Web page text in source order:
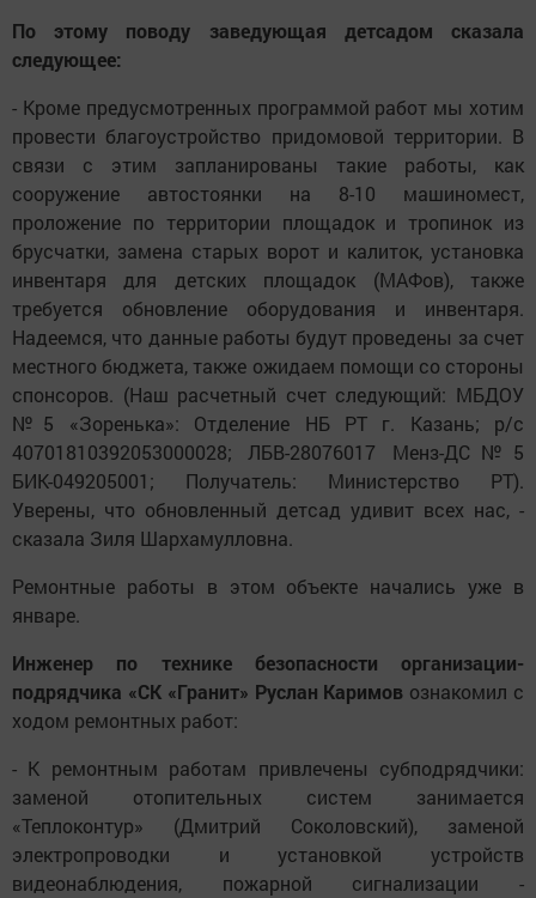
По этому поводу заведующая детсадом сказала
следующее:
- Кроме предусмотренных программой работ мы хотим
провести благоустройство придомовой территории. В
связи с этим запланированы такие работы, как
сооружение автостоянки на 8-10 машиномест,
проложение по территории площадок и тропинок из
брусчатки, замена старых ворот и калиток, установка
инвентаря для детских площадок (МАФов), также
требуется обновление оборудования и инвентаря.
Надеемся, что данные работы будут проведены за счет
местного бюджета, также ожидаем помощи со стороны
спонсоров. (Наш расчетный счет следующий: МБДОУ
№5 «Зоренька»: Отделение НБ РТ г. Казань; р/с
40701810392053000028; ЛБВ-28076017 Менз-ДС№5
БИК-049205001; Получатель: Министерство РТ).
Уверены, что обновленный детсад удивит всех нас, -
сказала Зиля Шархамулловна.
Ремонтные работы в этом объекте начались уже в
январе.
Инженер по технике безопасности организации-
подрядчика «СК «Гранит» Руслан Каримов ознакомил с
ходом ремонтных работ:
- К ремонтным работам привлечены субподрядчики:
заменой отопительных систем занимается
«Теплоконтур» (Дмитрий Соколовский), заменой
электропроводки и установкой устройств
видеонаблюдения, пожарной сигнализации -